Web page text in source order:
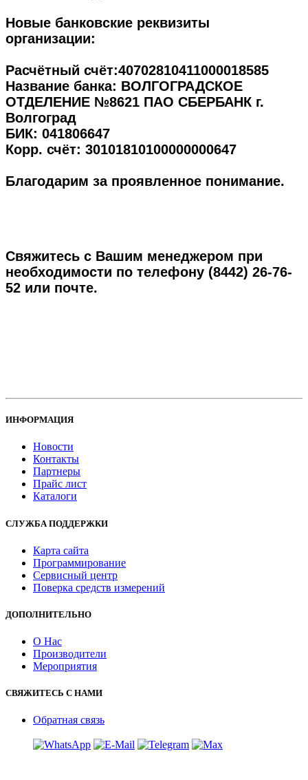
Новые банковские реквизиты
организации:
Расчётный счёт:40702810411000018585
Название банка: ВОЛГОГРАДСКОЕ
ОТДЕЛЕНИЕ №8621 ПАО СБЕРБАНК г.
Волгоград
БИК: 041806647
Корр. счёт: 30101810100000000647
Благодарим за проявленное понимание.
Свяжитесь с Вашим менеджером при
необходимости по телефону (8442) 26-76-
52 или почте.
ИНФОРМАЦИЯ
Новости
Контакты
Партнеры
Прайс лист
Каталоги
СЛУЖБА ПОДДЕРЖКИ
Карта сайта
Программирование
Сервисный центр
Поверка средств измерений
ДОПОЛНИТЕЛЬНО
О Нас
Производители
Мероприятия
СВЯЖИТЕСЬ С НАМИ
Обратная связь